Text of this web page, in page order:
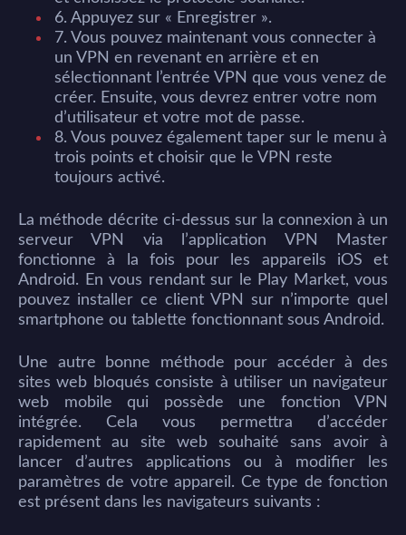
6. Appuyez sur « Enregistrer ».
7. Vous pouvez maintenant vous connecter à
un VPN en revenant en arrière et en
sélectionnant l’entrée VPN que vous venez de
créer. Ensuite, vous devrez entrer votre nom
d’utilisateur et votre mot de passe.
8. Vous pouvez également taper sur le menu à
trois points et choisir que le VPN reste
toujours activé.
La méthode décrite ci-dessus sur la connexion à un
serveur VPN via l’application VPN Master
fonctionne à la fois pour les appareils iOS et
Android. En vous rendant sur le Play Market, vous
pouvez installer ce client VPN sur n’importe quel
smartphone ou tablette fonctionnant sous Android.
Une autre bonne méthode pour accéder à des
sites web bloqués consiste à utiliser un navigateur
web mobile qui possède une fonction VPN
intégrée. Cela vous permettra d’accéder
rapidement au site web souhaité sans avoir à
lancer d’autres applications ou à modifier les
paramètres de votre appareil. Ce type de fonction
est présent dans les navigateurs suivants :